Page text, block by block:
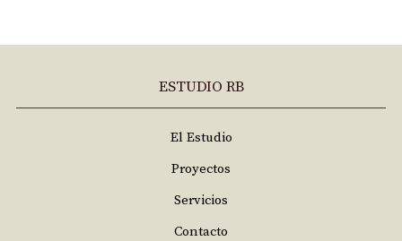
ESTUDIO RB
El Estudio
Proyectos
Servicios
Contacto